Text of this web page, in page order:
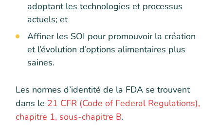
adoptant les technologies et processus
actuels; et
Affiner les SOI pour promouvoir la création
et l’évolution d’options alimentaires plus
saines.
Les normes d’identité de la FDA se trouvent
dans le 21 CFR (Code of Federal Regulations),
chapitre 1, sous-chapitre B.